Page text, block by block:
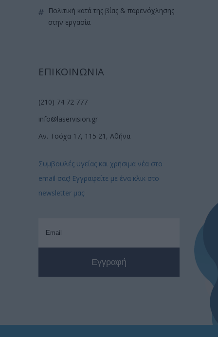
πολιτική κατά της βίας & παρενόχλησης
στην εργασία
ΕΠΙΚΟΙΝΩΝΙΑ
(210) 74 72 777
info@laservision.gr
Αν. Τσόχα 17, 115 21, Αθήνα
Συμβουλές υγείας και χρήσιμα νέα στο
email σας! Εγγραφείτε με ένα κλικ στο
newsletter μας: